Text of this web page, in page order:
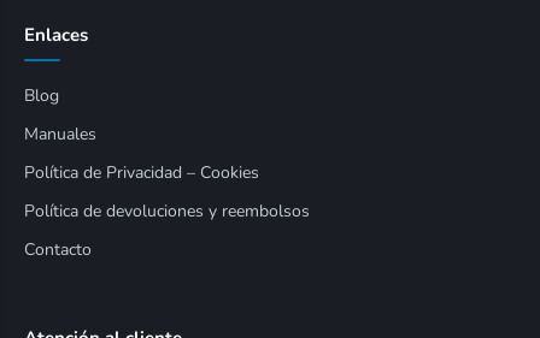
Enlaces
Blog
Manuales
Política de Privacidad – Cookies
Política de devoluciones y reembolsos
Contacto